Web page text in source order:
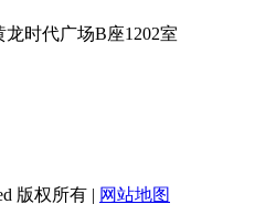
时代广场B座1202室
版权所有 | 网站地图